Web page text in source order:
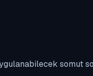
somut